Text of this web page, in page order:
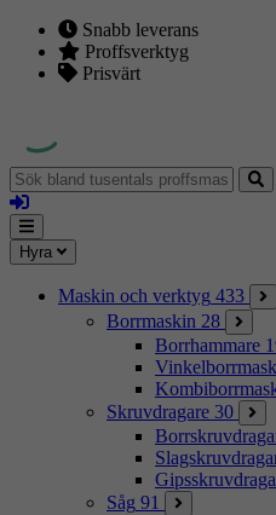
Snabb leverans
Proffsverktyg
Prisvärt
Sök
bland
tusentals
proffsmaskiner
Logga
in
Mina
sidor
Meny
Hyra
Maskin och verktyg 433
Borrmaskin 28
Borrhammare
Skruvdragare 30
Såg 91